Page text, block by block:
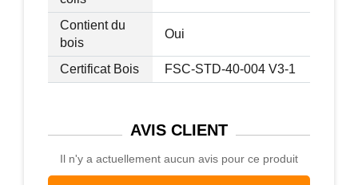
Contient du
bois
Oui
Certificat Bois FSC-STD-40-004 V3-1
AVIS CLIENT
Il n'y a actuellement aucun avis pour ce produit